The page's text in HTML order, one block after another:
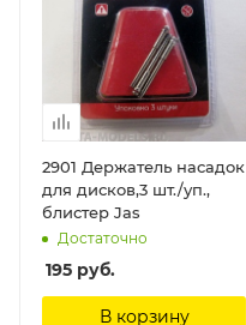
2901 Держатель насадок
для дисков,3 шт./уп.,
блистер Jas
Достаточно
195 руб.
В корзину